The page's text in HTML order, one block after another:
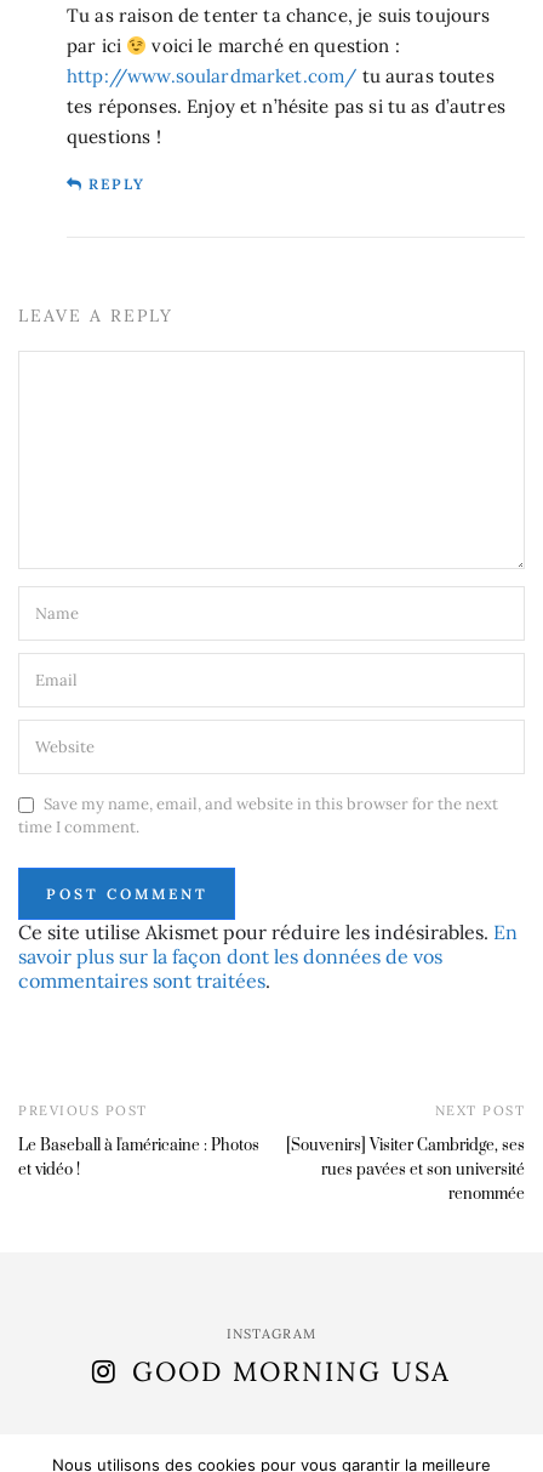
Tu as raison de tenter ta chance, je suis toujours
par ici
voici le marché en question :
http://www.soulardmarket.com/ tu auras toutes
tes réponses. Enjoy et n’hésite pas si tu as d’autres
questions !
REPLY
LEAVE A REPLY
Save my name, email, and website in this browser for the next
time I comment.
Ce site utilise Akismet pour réduire les indésirables. En
savoir plus sur la façon dont les données de vos
commentaires sont traitées.
PREVIOUS POST
Le Baseball à l'américaine : Photos
et vidéo !
NEXT POST
[Souvenirs] Visiter Cambridge, ses
rues pavées et son université
renommée
INSTAGRAM
GOOD MORNING USA
Nous utilisons des cookies pour vous garantir la meilleure